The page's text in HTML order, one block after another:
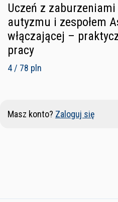
Uczeń z
autyzmu i zespołem
włączającej –
pracy
4 / 78 pln
Masz konto? Zaloguj się